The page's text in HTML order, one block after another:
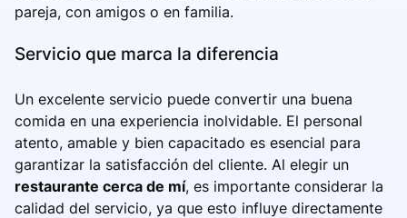
pareja, con amigos o en familia.
Servicio que marca la diferencia
Un excelente servicio puede convertir una buena
comida en una experiencia inolvidable. El personal
atento, amable y bien capacitado es esencial para
garantizar la satisfacción del cliente. Al elegir un
restaurante cerca de mí, es importante considerar la
calidad del servicio, ya que esto influye directamente